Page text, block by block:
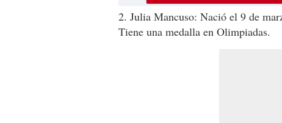
2. Julia Mancuso: Nació el 9 de
Tiene una medalla en Olimpiadas.